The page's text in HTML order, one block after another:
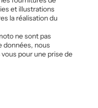
et illustrations
la réalisation du
ne sont pas
données, nous
pour une prise de